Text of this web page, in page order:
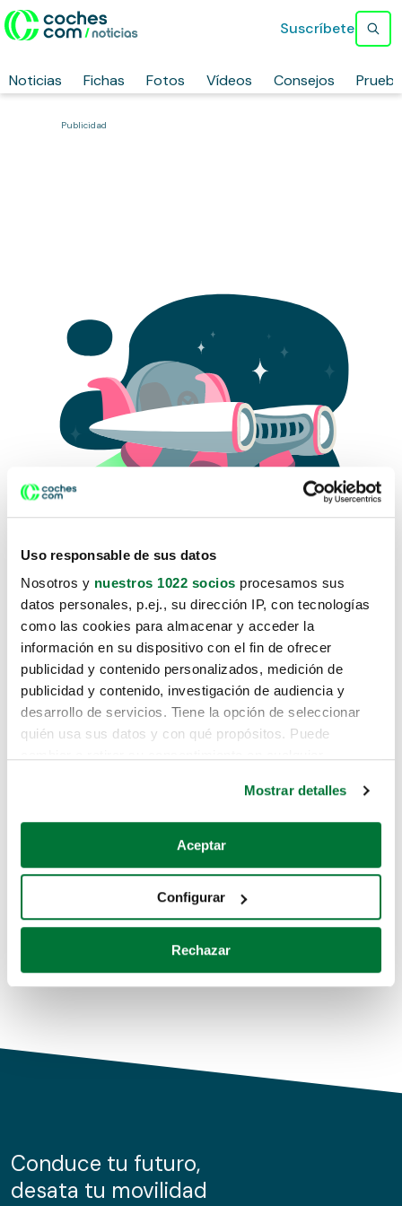
Uso responsable de sus datos
Nosotros y nuestros 1022 socios procesamos sus
datos personales, p.ej., su dirección IP, con tecnologías
como las cookies para almacenar y acceder la
información en su dispositivo con el fin de ofrecer
publicidad y contenido personalizados, medición de
publicidad y contenido, investigación de audiencia y
desarrollo de servicios. Tiene la opción de seleccionar
quién usa sus datos y con qué propósitos. Puede
Si lo permite, también quisiéramos:
Recopilar información sobre su ubicación geográfica
Identificar su dispositivo analizándolo activamente
para buscar características específicas (huellas
Obtenga más información sobre cómo se procesan sus
de cookies.
información sobre el uso que haga del sitio web con
nuestros partners de redes sociales, publicidad y análisis
Mostrar detalles
Aceptar
Configurar
Rechazar
Noticias Fichas Fotos Vídeos Consejos
Suscríbete
Publicidad
Lo sentimos, no sabemos como
te hemos traido hasta aquí.
Pero puedes encontrar el coche que estás
buscando en alguno de estos enlaces:
Coches de segunda mano
Coches de km0
Conduce tu futuro,
desata tu movilidad